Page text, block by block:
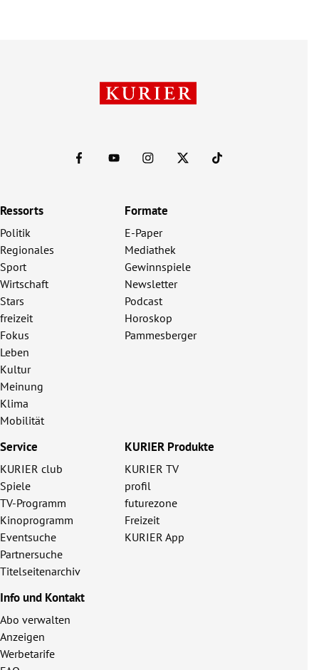
Ressorts
Politik
Regionales
Sport
Wirtschaft
Stars
freizeit
Fokus
Leben
Kultur
Meinung
Klima
Mobilität
Formate
E-Paper
Mediathek
Gewinnspiele
Newsletter
Podcast
Horoskop
Pammesberger
Service
KURIER club
Spiele
TV-Programm
Kinoprogramm
Eventsuche
Partnersuche
Titelseitenarchiv
KURIER Produkte
KURIER TV
profil
futurezone
Freizeit
KURIER App
Info und Kontakt
Abo verwalten
Anzeigen
Werbetarife